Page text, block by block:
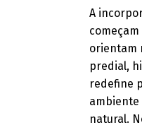
A
orientam
predial,
redefine
ambiente
natural.